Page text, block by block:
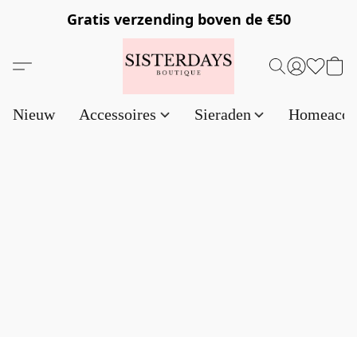
Gratis verzending boven de €50
Nieuw Accessoires Sieraden